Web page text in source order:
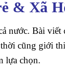
& Xã
nước. Bài
cũng giới
lựa chọn.